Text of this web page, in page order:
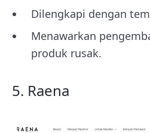
Dilengkapi dengan
Menawarkan
produk rusak.
5. Raena